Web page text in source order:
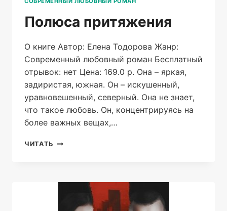
Полюса притяжения
О книге Автор: Елена Тодорова Жанр:
Современный любовный роман Бесплатный
отрывок: нет Цена: 169.0 р. Она – яркая,
задиристая, южная. Он – искушенный,
уравновешенный, северный. Она не знает,
что такое любовь. Он, концентрируясь на
более важных вещах,…
ЧИТАТЬ ПОЛЮСА